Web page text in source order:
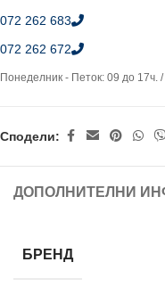
072 262 683
072 262 672
Понеделник - Петок: 09 до 17ч. /
Сподели:
ДОПОЛНИТЕЛНИ
БРЕНД